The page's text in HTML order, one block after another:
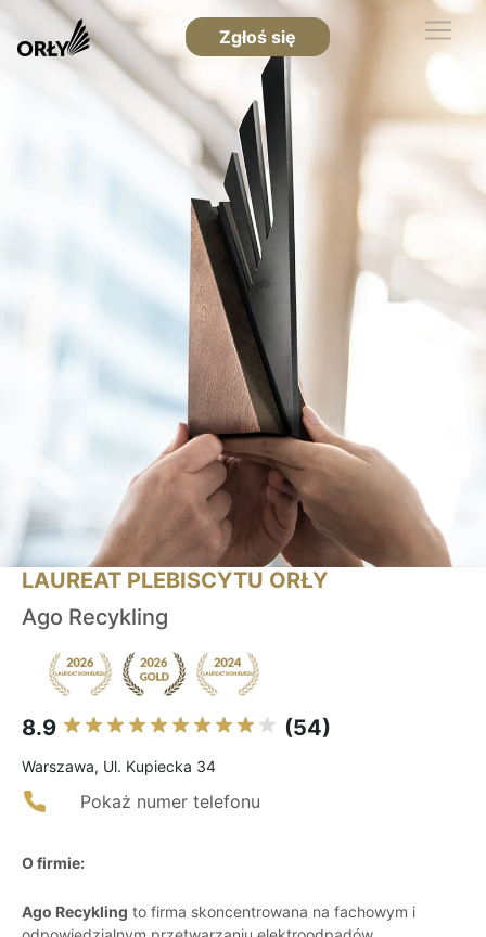
Zgłoś się
LAUREAT PLEBISCYTU ORŁY
Ago Recykling
8.9 (54)
Warszawa, Ul. Kupiecka 34
Pokaż numer telefonu
O firmie:
Ago Recykling to firma skoncentrowana na fachowym i